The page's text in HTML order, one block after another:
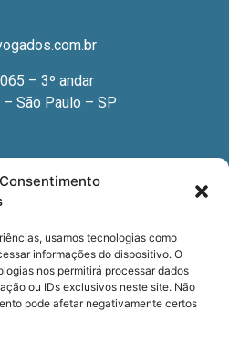
usamos tecnologias como
informações do dispositivo. O
nos permitirá processar dados
ou IDs exclusivos neste site. Não
pode afetar negativamente certos
– 3º andar
– São Paulo – SP